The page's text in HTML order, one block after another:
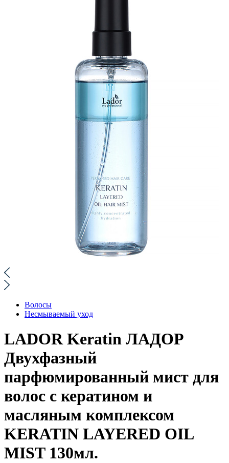
Волосы
Несмываемый уход
LADOR Keratin ЛАДОР
Двухфазный
парфюмированный мист для
волос с кератином и
масляным комплексом
KERATIN LAYERED OIL
MIST 130мл.